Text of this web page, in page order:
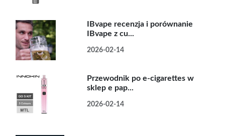
IBvape recenzja i porównanie
IBvape z cu...
2026-02-14
Przewodnik po e-cigarettes w
sklep e pap...
2026-02-14